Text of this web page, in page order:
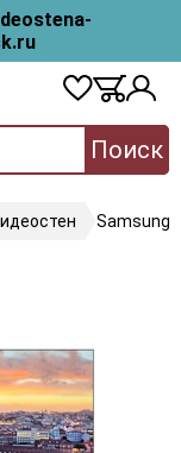
Поиск
Samsung